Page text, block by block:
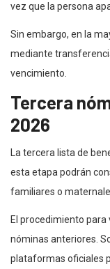
vez que la persona
Sin embargo, en la
mediante
vencimiento.
Tercera
2026
La tercera lista de
esta etapa podrán
familiares o
El procedimiento para
nóminas anteriores.
plataformas oficiales